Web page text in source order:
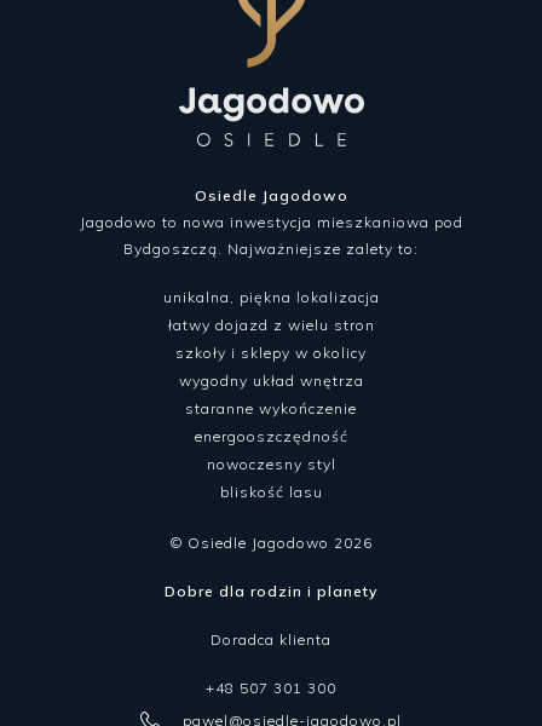
Osiedle Jagodowo
Jagodowo to nowa inwestycja mieszkaniowa pod
Bydgoszczą. Najważniejsze zalety to:
unikalna, piękna lokalizacja
łatwy dojazd z wielu stron
szkoły i sklepy w okolicy
wygodny układ wnętrza
staranne wykończenie
energooszczędność
nowoczesny styl
bliskość lasu
© Osiedle Jagodowo 2026
Dobre dla rodzin i planety
Doradca klienta
+48 507 301 300
pawel@osiedle-jagodowo.pl